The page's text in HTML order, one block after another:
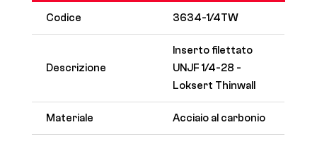
Codice 3634-1/4TW
Descrizione
Inserto filettato
UNJF 1/4-28 -
Loksert Thinwall
Materiale Acciaio al carbonio